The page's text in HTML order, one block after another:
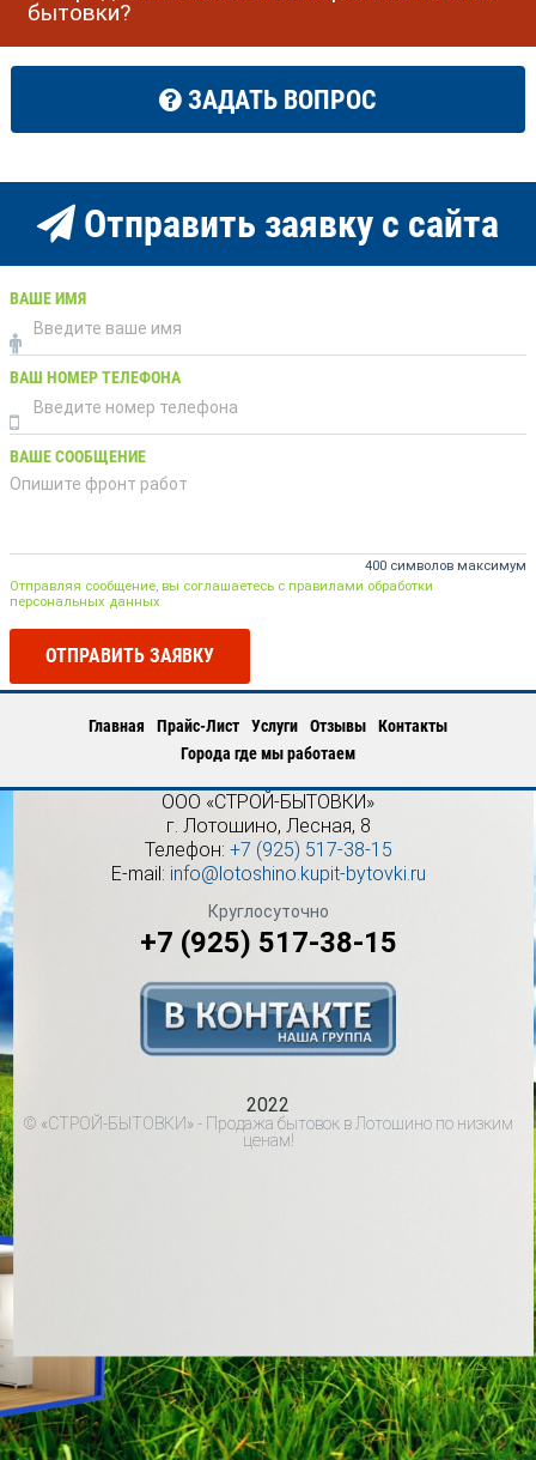
бытовки?
ЗАДАТЬ ВОПРОС
Отправить заявку с сайта
ВАШЕ ИМЯ
ВАШ НОМЕР ТЕЛЕФОНА
ВАШЕ СООБЩЕНИЕ
400 символов максимум
Отправляя сообщение, вы соглашаетесь с правилами обработки
персональных данных
ОТПРАВИТЬ ЗАЯВКУ
Главная Прайс-Лист Услуги Отзывы
Контакты
Города где мы работаем
ООО «СТРОЙ-БЫТОВКИ»
г. Лотошино, Лесная, 8
Телефон: +7 (925) 517-38-15
E-mail: info@lotoshino.kupit-bytovki.ru
Круглосуточно
+7 (925) 517-38-15
2022
© «СТРОЙ-БЫТОВКИ» - Продажа бытовок в Лотошино по низким
ценам!